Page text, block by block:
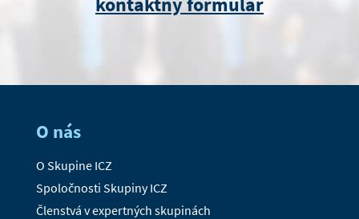
O nás
O Skupine ICZ
Spoločnosti Skupiny ICZ
Členstvá v expertných skupinách